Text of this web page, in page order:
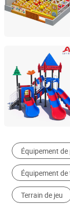
Wenzhou Alita
Zhejiang,
Cour de Jeu
Cour de Jeu